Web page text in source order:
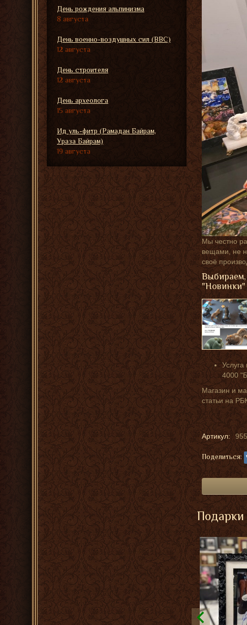
Мы честно
вещами, не
своё
"Новинки"
4000
Магазин и
статьи на
Артикул:
Поделиться:
Подарки
День рождения альпинизма
8 августа
День военно-воздушных сил (ВВС)
12 августа
День строителя
12 августа
День археолога
15 августа
Ид уль-фитр (Рамадан Байрам,
Ураза Байрам)
19 августа